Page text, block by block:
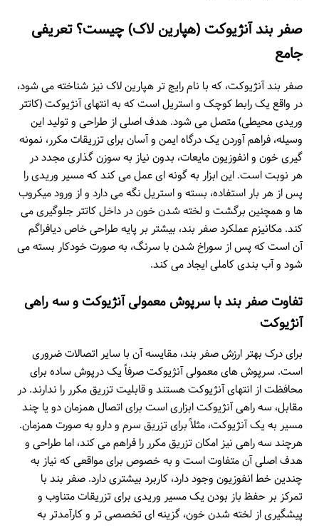
صفر بند آنژیوکت (هپارین لاک) چیست؟ تعریفی
جامع
صفر بند آنژیوکت، که با نام رایج تر هپارین لاک نیز شناخته می شود،
در واقع یک رابط کوچک و استریل است که به انتهای آنژیوکت (کاتتر
وریدی محیطی) متصل می شود. هدف اصلی از طراحی و تولید این
وسیله، فراهم آوردن یک درگاه ایمن و آسان برای تزریقات مکرر، نمونه
گیری خون و انفوزیون مایعات، بدون نیاز به سوزن گذاری مجدد در
هر نوبت است. این ابزار به گونه ای عمل می کند که مسیر وریدی را
پس از هر بار استفاده، بسته و استریل نگه می دارد و از ورود میکروب
ها و همچنین برگشت و لخته شدن خون در داخل کاتتر جلوگیری می
کند. مکانیزم عملکرد صفر بند، بیشتر بر پایه طراحی خاص دیافراگم
آن است که پس از سوراخ شدن با سرنگ، به صورت خودکار بسته می
شود و آب بندی کاملی ایجاد می کند.
تفاوت صفر بند با سرپوش معمولی آنژیوکت و سه راهی
آنژیوکت
برای درک بهتر ارزش صفر بند، مقایسه آن با سایر اتصالات ضروری
است. سرپوش های معمولی آنژیوکت صرفاً یک درپوش ساده برای
محافظت از انتهای آنژیوکت هستند و قابلیت تزریق مکرر را ندارند. در
مقابل، سه راهی آنژیوکت ابزاری است برای اتصال همزمان دو یا چند
مسیر به یک آنژیوکت، مثلاً برای تزریق سرم و دارو به صورت همزمان.
هرچند سه راهی نیز امکان تزریق مکرر را فراهم می کند، اما طراحی و
هدف اصلی آن متفاوت است و به خصوص برای مواقعی که نیاز به
چندین خط انفوزیون وجود دارد، کاربرد بیشتری دارد. صفر بند با
تمرکز بر حفظ باز بودن یک مسیر وریدی برای تزریقات متناوب و
پیشگیری از لخته شدن خون، گزینه ای تخصصی تر و کارآمدتر به